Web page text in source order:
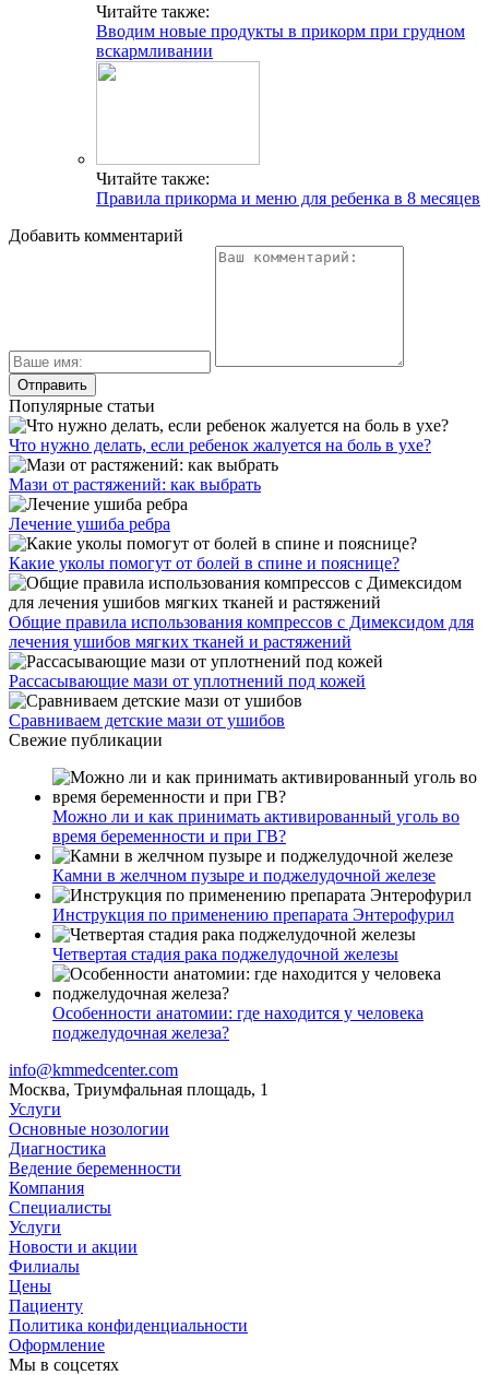
Читайте также:
Вводим новые продукты в прикорм при грудном
вскармливании
Читайте также:
Правила прикорма и меню для ребенка в 8 месяцев
Добавить комментарий
Популярные статьи
Что нужно делать, если ребенок жалуется на боль в ухе?
Мази от растяжений: как выбрать
Лечение ушиба ребра
Какие уколы помогут от болей в спине и пояснице?
Общие правила использования компрессов с Димексидом для
лечения ушибов мягких тканей и растяжений
Рассасывающие мази от уплотнений под кожей
Сравниваем детские мази от ушибов
Свежие публикации
Можно ли и как принимать активированный уголь во
время беременности и при ГВ?
Камни в желчном пузыре и поджелудочной железе
Инструкция по применению препарата Энтерофурил
Четвертая стадия рака поджелудочной железы
Особенности анатомии: где находится у человека
поджелудочная железа?
info@kmmedcenter.com
Москва, Триумфальная площадь, 1
Услуги
Основные нозологии
Диагностика
Ведение беременности
Компания
Специалисты
Услуги
Новости и акции
Филиалы
Цены
Пациенту
Политика конфиденциальности
Оформление
Мы в соцсетях